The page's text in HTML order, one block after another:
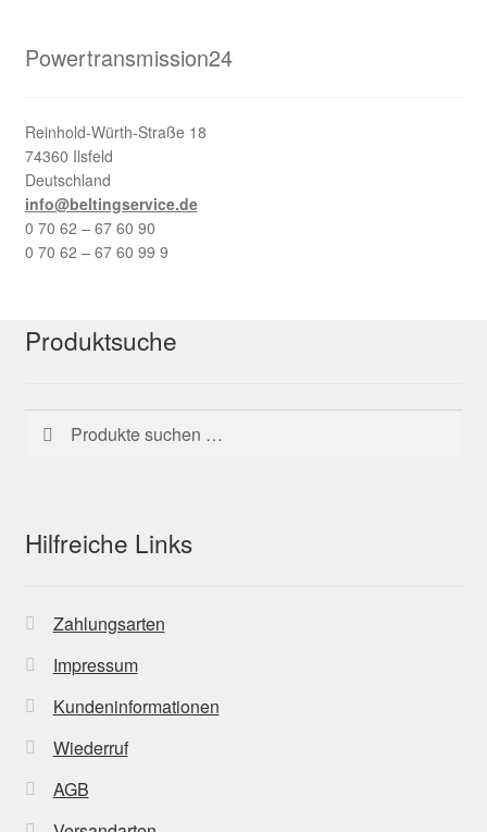
Powertransmission24
Reinhold-Würth-Straße 18
74360 Ilsfeld
Deutschland
info@beltingservice.de
0 70 62 – 67 60 90
0 70 62 – 67 60 99 9
Produktsuche
Suchen
nach:
Suchen
Hilfreiche Links
Zahlungsarten
Impressum
Kundeninformationen
Wiederruf
AGB